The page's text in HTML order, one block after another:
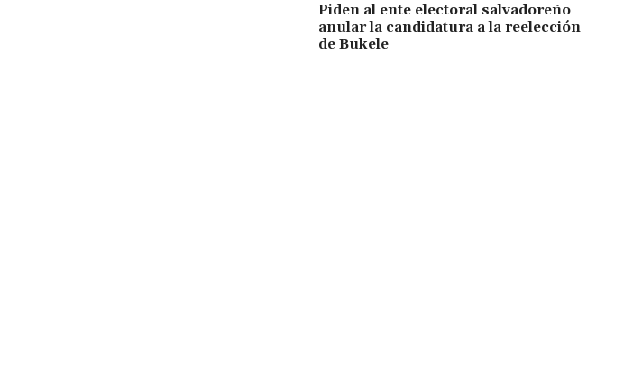
Piden al ente electoral salvadoreño
anular la candidatura a la reelección
de Bukele